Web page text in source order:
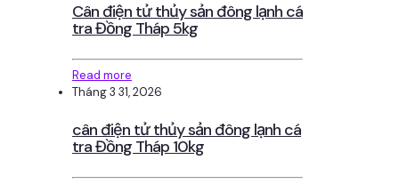
Cân điện tử thủy sản đông lạnh cá
tra Đồng Tháp 5kg
Read more
Tháng 3 31, 2026
cân điện tử thủy sản đông lạnh cá
tra Đồng Tháp 10kg